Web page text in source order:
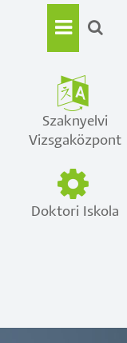
Main
Szaknyelvi
Vizsgaközpont
Doktori Iskola